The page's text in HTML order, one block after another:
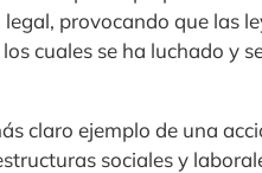
provocando que las
cuales se ha luchado y
claro ejemplo de una
sociales y